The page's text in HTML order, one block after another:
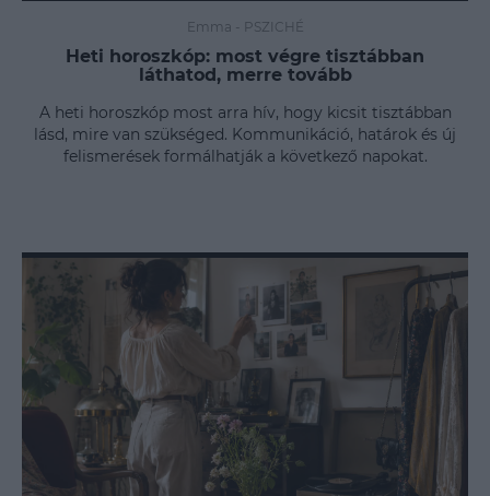
Emma - PSZICHÉ
Heti horoszkóp: most végre tisztábban
láthatod, merre tovább
A heti horoszkóp most arra hív, hogy kicsit tisztábban
lásd, mire van szükséged. Kommunikáció, határok és új
felismerések formálhatják a következő napokat.